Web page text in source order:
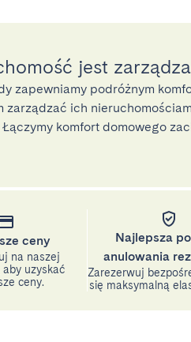
jest
zapewniamy podróżnym
zarządzać ich
komfort domowego
ceny
na naszej
uzyskać
ceny.
Najlepsza
anulowania
Zarezerwuj
się maksymalną